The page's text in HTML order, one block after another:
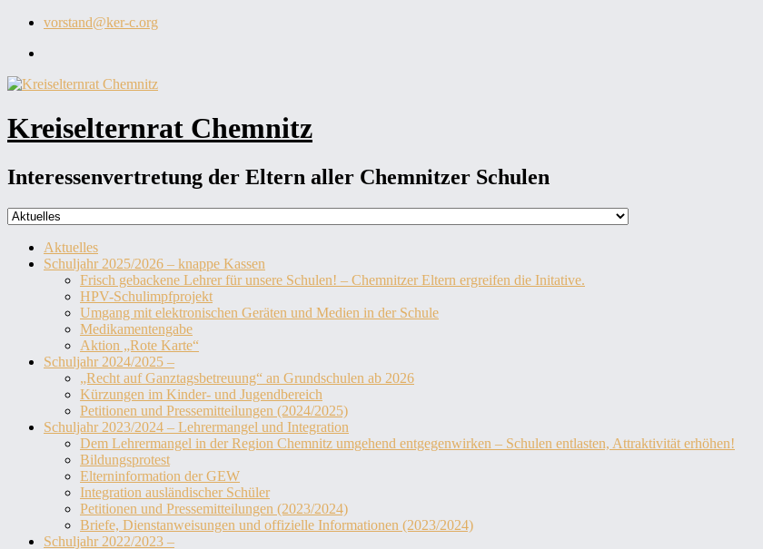
Zum
springen
vorstand@ker-c.org
auf
Kreiselternrat Chemnitz
Interessenvertretung der Eltern aller Chemnitzer Schulen
Aktuelles
Schuljahr 2025/2026 – knappe Kassen
Frisch gebackene Lehrer für unsere Schulen! – Chemnitzer Eltern ergreifen die Initative.
HPV-Schulimpfprojekt
Umgang mit elektronischen Geräten und Medien in der Schule
Medikamentengabe
Aktion „Rote Karte“
Schuljahr 2024/2025 –
„Recht auf Ganztagsbetreuung“ an Grundschulen ab 2026
Kürzungen im Kinder- und Jugendbereich
Petitionen und Pressemitteilungen (2024/2025)
Schuljahr 2023/2024 – Lehrermangel und Integration
Dem Lehrermangel in der Region Chemnitz umgehend entgegenwirken – Schulen entlasten, Attraktivität erhöhen!
Bildungsprotest
Elterninformation der GEW
Integration ausländischer Schüler
Petitionen und Pressemitteilungen (2023/2024)
Briefe, Dienstanweisungen und offizielle Informationen (2023/2024)
Schuljahr 2022/2023 –